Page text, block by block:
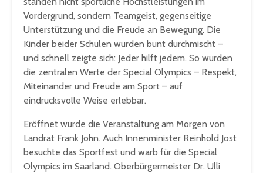
Vordergrund, sondern Teamgeist, gegenseitige
Unterstützung und die Freude an Bewegung. Die
Kinder beider Schulen wurden bunt durchmischt –
und schnell zeigte sich: Jeder hilft jedem. So wurden
die zentralen Werte der Special Olympics – Respekt,
Miteinander und Freude am Sport – auf
eindrucksvolle Weise erlebbar.
Eröffnet wurde die Veranstaltung am Morgen von
Landrat Frank John. Auch Innenminister Reinhold Jost
besuchte das Sportfest und warb für die Special
Olympics im Saarland. Oberbürgermeister Dr. Ulli